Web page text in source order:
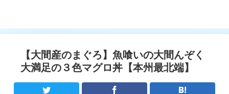
【大間産のまぐろ】魚喰いの大間んぞく
大満足の３色マグロ丼【本州最北端】